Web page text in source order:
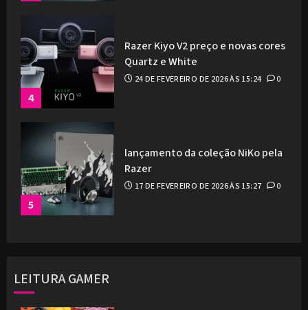
4
Razer Kiyo V2 preço e novas cores
Quartz e White
24 DE FEVEREIRO DE 2026 ÀS 15:24 0
5
lançamento da coleção NiKo pela
Razer
17 DE FEVEREIRO DE 2026 ÀS 15:27 0
LEITURA GAMER